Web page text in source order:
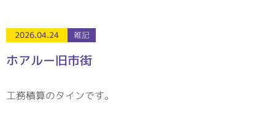
2026.04.24 雑記
ホアルー旧市街
工務積算のタインです。